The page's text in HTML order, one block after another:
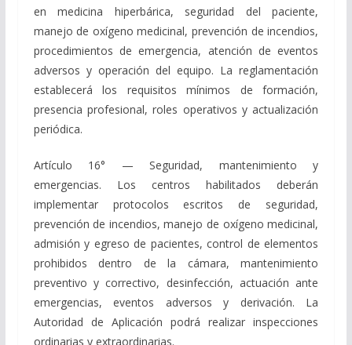
en medicina hiperbárica, seguridad del paciente,
manejo de oxígeno medicinal, prevención de incendios,
procedimientos de emergencia, atención de eventos
adversos y operación del equipo. La reglamentación
establecerá los requisitos mínimos de formación,
presencia profesional, roles operativos y actualización
periódica.
Artículo 16° — Seguridad, mantenimiento y
emergencias. Los centros habilitados deberán
implementar protocolos escritos de seguridad,
prevención de incendios, manejo de oxígeno medicinal,
admisión y egreso de pacientes, control de elementos
prohibidos dentro de la cámara, mantenimiento
preventivo y correctivo, desinfección, actuación ante
emergencias, eventos adversos y derivación. La
Autoridad de Aplicación podrá realizar inspecciones
ordinarias y extraordinarias.